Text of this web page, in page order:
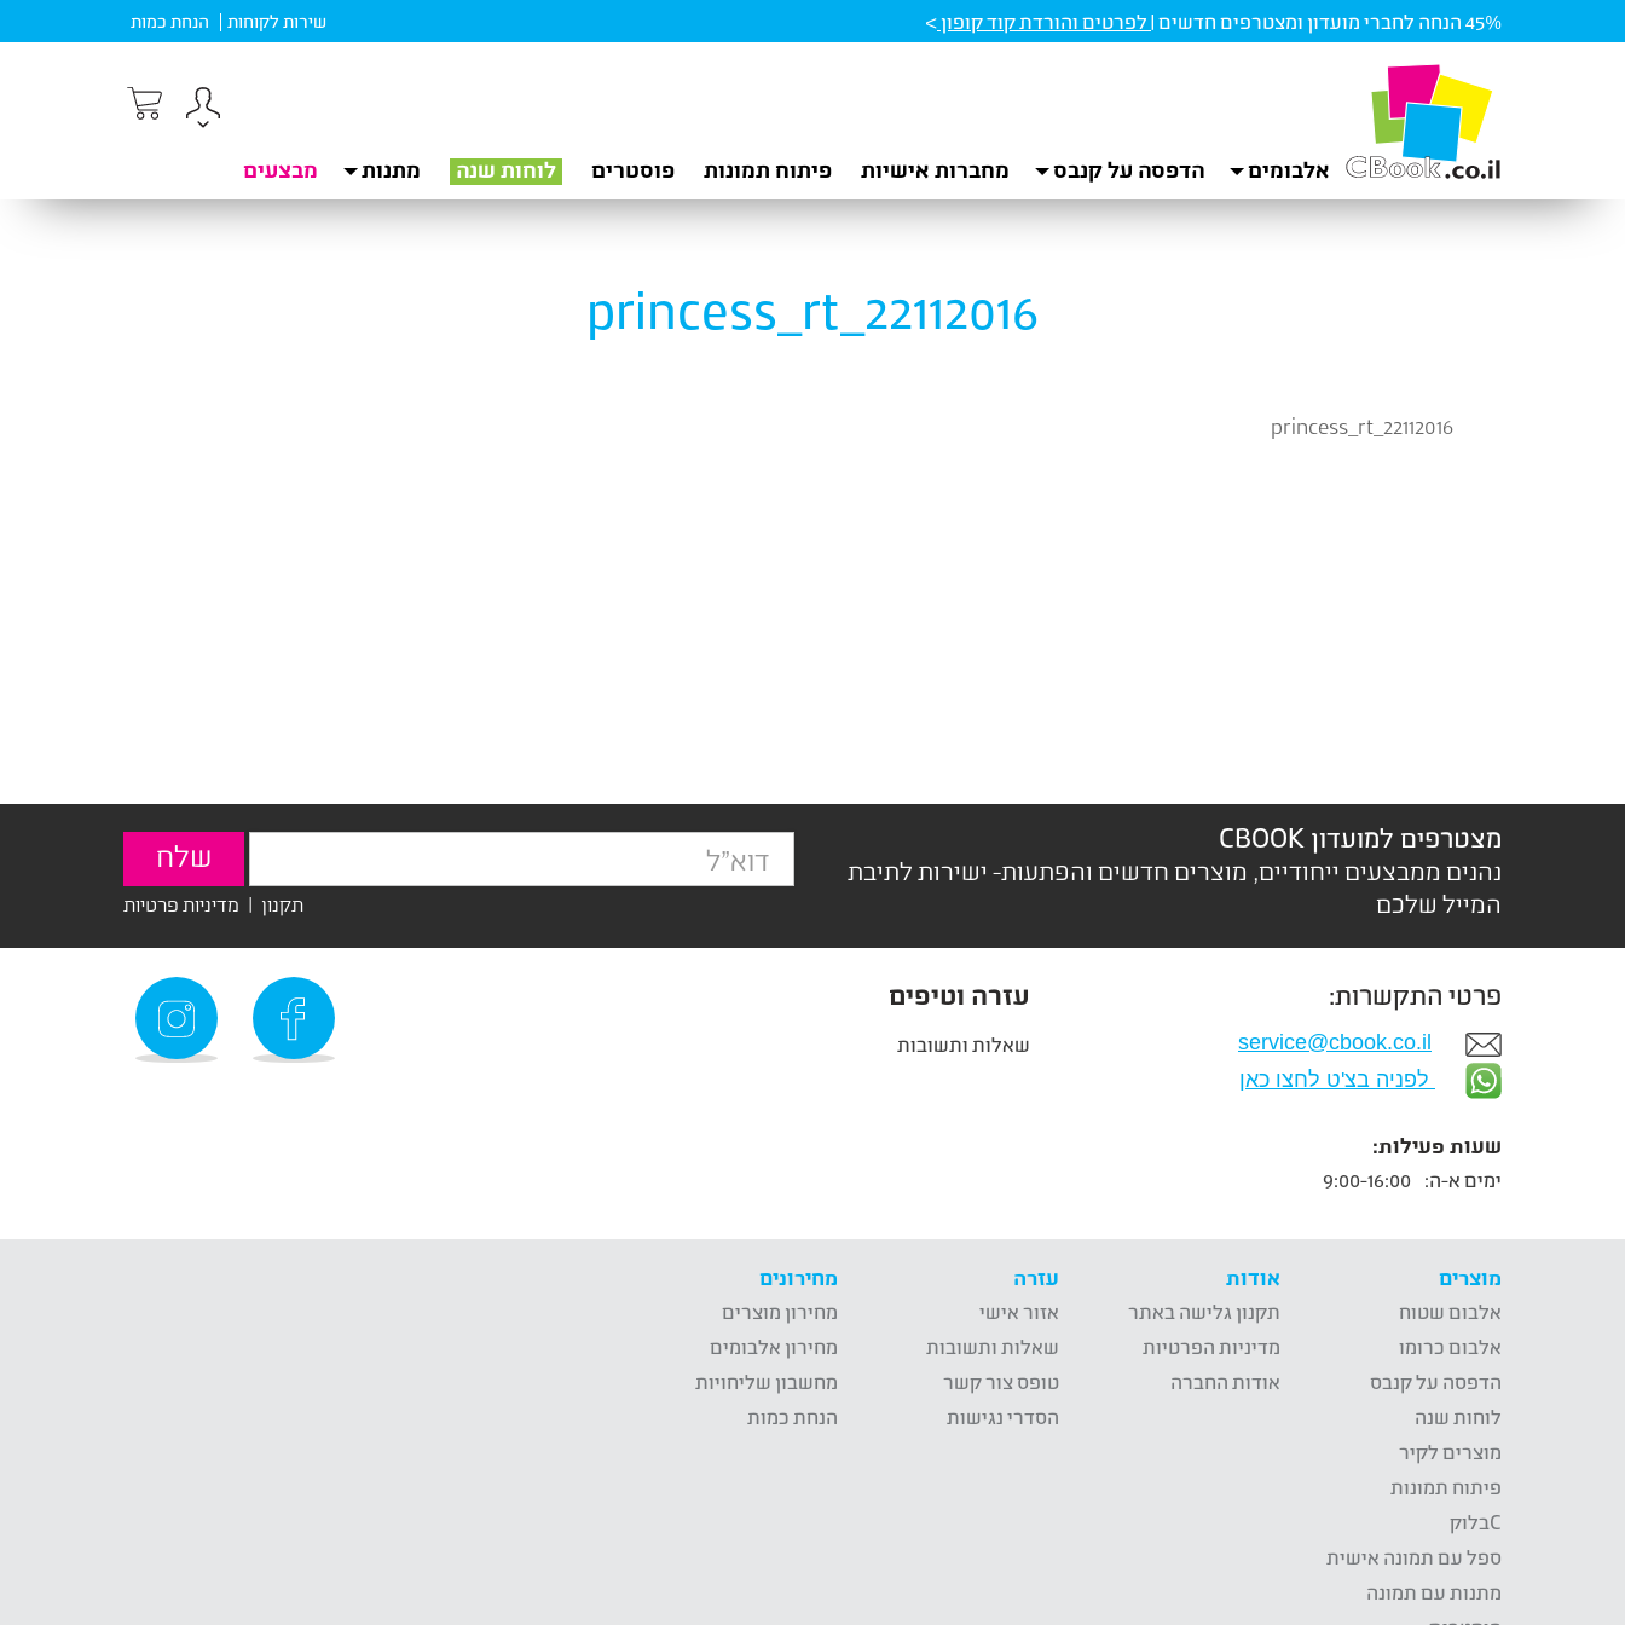
45% הנחה לחברי מועדון ומצטרפים חדשים | לפרטים והורדת קוד קופון> שירות לקוחות הנחת כמות
אלבומים הדפסה על קנבס מחברות אישיות פיתוח תמונות פוסטרים לוחות שנה מתנות מבצעים
princess_rt_22112016
princess_rt_22112016
מצטרפים למועדון CBOOK
נהנים ממבצעים ייחודיים, מוצרים חדשים והפתעות- ישירות לתיבת
המייל שלכם
תקנון | מדיניות פרטיות
פרטי התקשרות:
service@cbook.co.il
לפניה בצ'ט לחצו כאן
שעות פעילות:
ימים א-ה:
עזרה וטיפים
שאלות ותשובות
מוצרים
אלבום שטוח
אלבום כרומו
הדפסה על קנבס
לוחות שנה
מוצרים לקיר
פיתוח תמונות
Cבלוק
ספל עם תמונה אישית
מתנות עם תמונה
אודות
תקנון גלישה באתר
מדיניות הפרטיות
אודות החברה
עזרה
אזור אישי
שאלות ותשובות
טופס צור קשר
הסדרי נגישות
מחירונים
מחירון מוצרים
מחירון אלבומים
מחשבון שליחויות
הנחת כמות